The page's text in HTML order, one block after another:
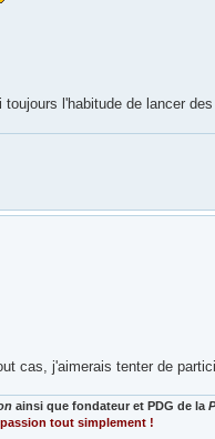
l'habitude de lancer
cas, j'aimerais tenter de
ainsi que fondateur et PDG de la
tout simplement !